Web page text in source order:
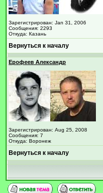
Зарегистрирован: Jan 31, 2006
Сообщения: 2293
Откуда: Казань
Вернуться к началу
Ерофеев Александр
Зарегистрирован: Aug 25, 2008
Сообщения: 7
Откуда: Воронеж
Вернуться к началу